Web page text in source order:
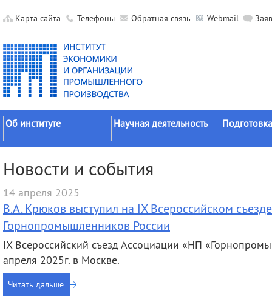
Карта сайта Телефоны Обратная связь Webmail
Об институте
Официальные документы
История
Руководство
Научные подразделения
Прочие подразделения
Издательская
деятельность
Контакты
Научная деятельность
исследований
Прикладные разработки
Гранты
Научные школы
Экспедиции
Целевое
Новости и события
14 апреля 2025
В.А. Крюков выступил на IX Всероссийском
Горнопромышленников России
IX Всероссийский съезд Ассоциации «НП
апреля 2025г. в Москве.
Читать дальше